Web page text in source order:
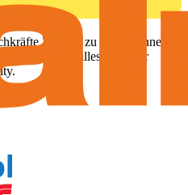
Zugang zu Branchennews,
und Tools – alles auf einer